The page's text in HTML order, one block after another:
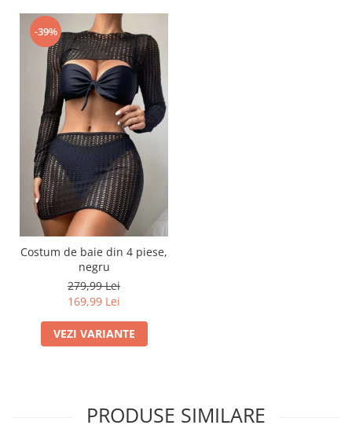
-39%
Costum de baie din 4 piese,
negru
279,99 Lei
169,99 Lei
VEZI VARIANTE
PRODUSE SIMILARE